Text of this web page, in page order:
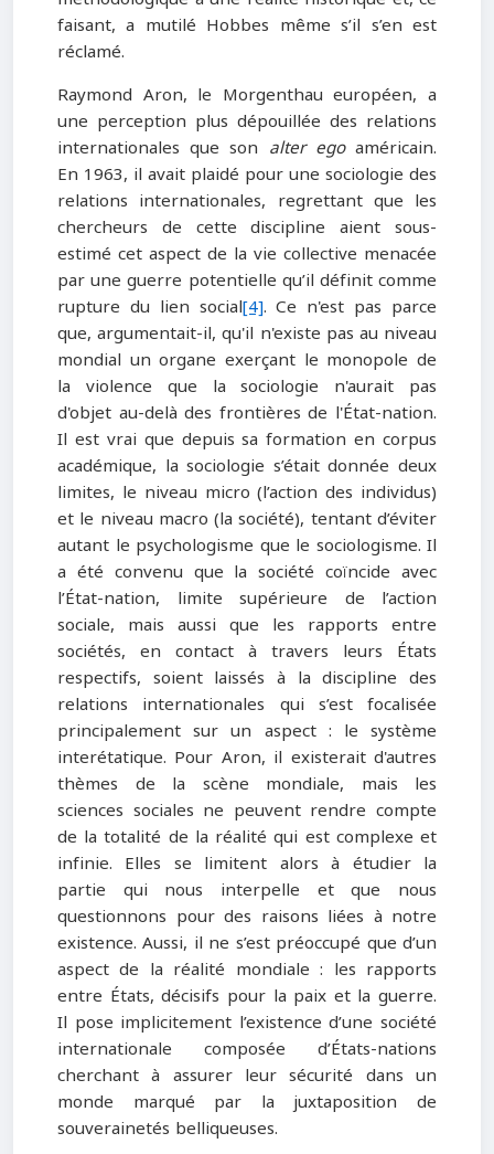
faisant, a mutilé Hobbes même s’il s’en est
réclamé.
Raymond Aron, le Morgenthau européen, a
une perception plus dépouillée des relations
internationales que son alter egoaméricain.
En 1963, il avait plaidé pour une sociologie des
relations internationales, regrettant que les
chercheurs de cette discipline aient sous-
estimé cet aspect de la vie collective menacée
par une guerre potentielle qu’il définit comme
rupture du lien social[4]. Ce n'est pas parce
que, argumentait-il, qu'il n'existe pas au niveau
mondial un organe exerçant le monopole de
la violence que la sociologie n'aurait pas
d'objet au-delà des frontières de l'État-nation.
Il est vrai que depuis sa formation en corpus
académique, la sociologie s’était donnée deux
limites, le niveau micro (l’action des individus)
et le niveau macro (la société), tentant d’éviter
autant le psychologisme que le sociologisme. Il
a été convenu que la société coïncide avec
l’État-nation, limite supérieure de l’action
sociale, mais aussi que les rapports entre
sociétés, en contact à travers leurs États
respectifs, soient laissés à la discipline des
relations internationales qui s’est focalisée
principalement sur un aspect : le système
interétatique. Pour Aron, il existerait d'autres
thèmes de la scène mondiale, mais les
sciences sociales ne peuvent rendre compte
de la totalité de la réalité qui est complexe et
infinie. Elles se limitent alors à étudier la
partie qui nous interpelle et que nous
questionnons pour des raisons liées à notre
existence. Aussi, il ne s’est préoccupé que d’un
aspect de la réalité mondiale : les rapports
entre États, décisifs pour la paix et la guerre.
Il pose implicitement l’existence d’une société
internationale composée d’États-nations
cherchant à assurer leur sécurité dans un
monde marqué par la juxtaposition de
souverainetés belliqueuses.